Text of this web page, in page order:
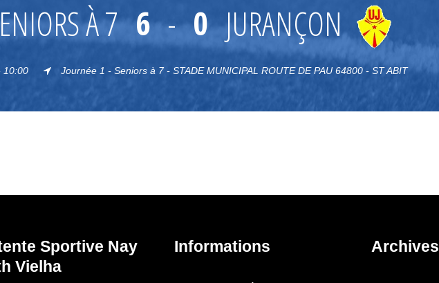
À 7 6 - 0 JURANÇON
10:00 Journée 1 - Seniors à 7 - STADE MUNICIPAL ROUTE DE PAU 64800 - ST ABIT
Sportive Nay
Vielha
Informations Archives